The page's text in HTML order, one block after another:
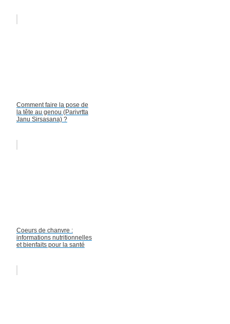
Comment faire la pose de
la tête au genou (Parivrtta
Janu Sirsasana) ?
Coeurs de chanvre :
informations nutritionnelles
et bienfaits pour la santé